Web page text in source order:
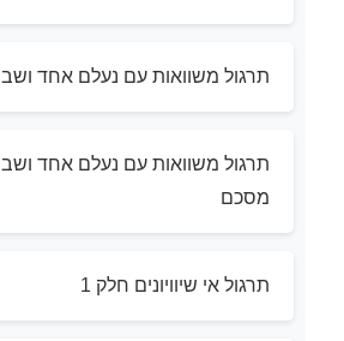
תרגול משוואות עם נעלם אחד
מסכם
תרגול אי שיוויונים חלק 1